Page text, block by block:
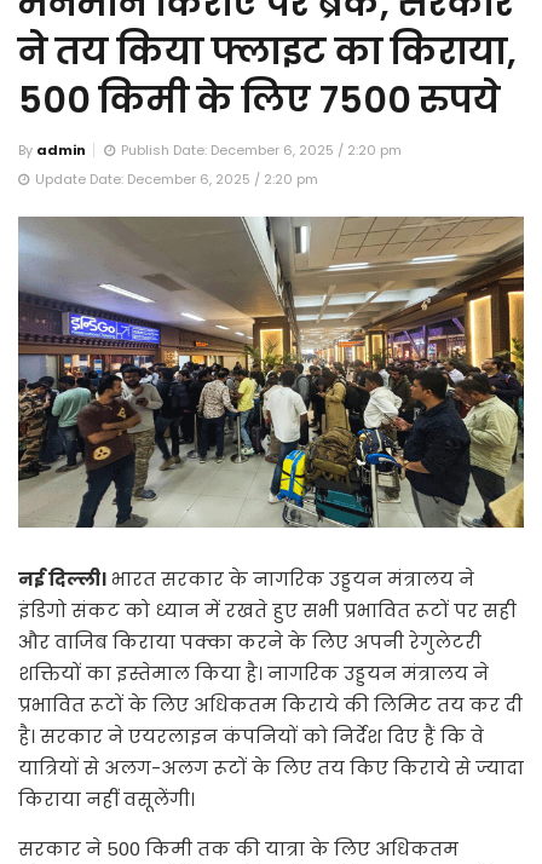
ने तय किया फ्लाइट का किराया,
500 किमी के लिए 7500 रुपये
By admin
Publish Date: December 6, 2025 / 2:20 pm
Update Date: December 6, 2025 / 2:20 pm
नई दिल्ली।भारत सरकार के नागरिक उड्डयन मंत्रालय ने
इंडिगो संकट को ध्यान में रखते हुए सभी प्रभावित रूटों पर सही
और वाजिब किराया पक्का करने के लिए अपनी रेगुलेटरी
शक्तियों का इस्तेमाल किया है। नागरिक उड्डयन मंत्रालय ने
प्रभावित रूटों के लिए अधिकतम किराये की लिमिट तय कर दी
है। सरकार ने एयरलाइन कंपनियों को निर्देश दिए हैं कि वे
यात्रियों से अलग-अलग रूटों के लिए तय किए किराये से ज्यादा
किराया नहीं वसूलेंगी।
सरकार ने 500 किमी तक की यात्रा के लिए अधिकतम